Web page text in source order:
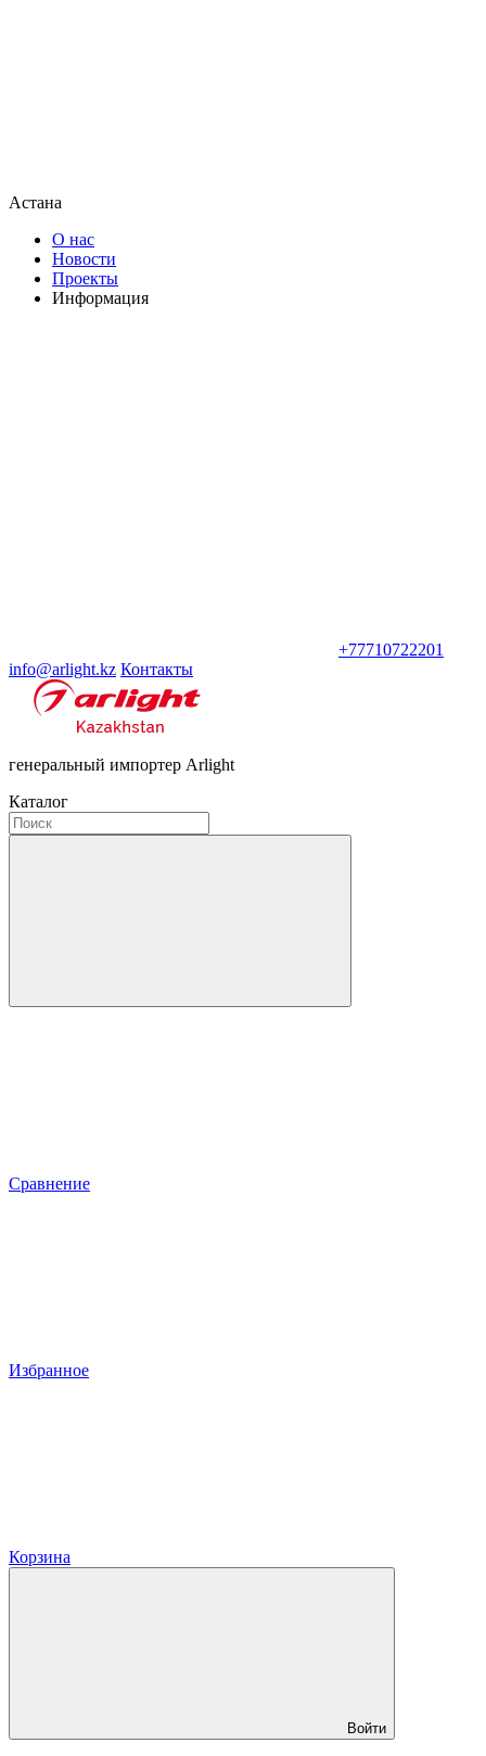
Астана
О нас
Новости
Проекты
Информация
+77710722201
info@arlight.kz Контакты
генеральный импортер Arlight
Каталог
Сравнение
Избранное
Корзина
Войти